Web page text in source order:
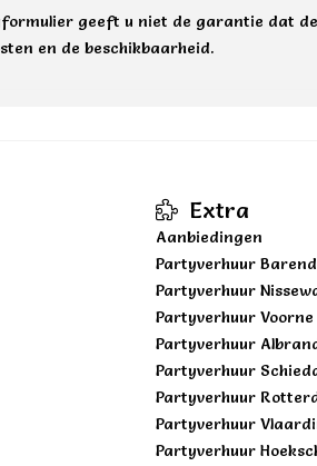
geeft u niet de garantie dat
en de beschikbaarheid.
Extra
Aanbiedingen
Partyverhuur
Partyverhuur
Partyverhuur Voorne
Partyverhuur
Partyverhuur
Partyverhuur
Partyverhuur
Partyverhuur